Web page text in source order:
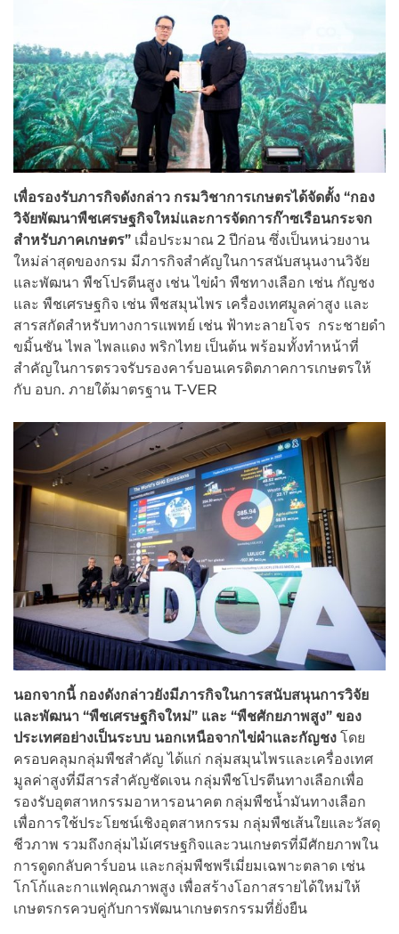
เพื่อรองรับภารกิจดังกล่าว กรมวิชาการเกษตรได้จัดตั้ง “กอง
วิจัยพัฒนาพืชเศรษฐกิจใหม่และการจัดการก๊าซเรือนกระจก
สำหรับภาคเกษตร” เมื่อประมาณ 2 ปีก่อน ซึ่งเป็นหน่วยงาน
ใหม่ล่าสุดของกรม มีภารกิจสำคัญในการสนับสนุนงานวิจัย
และพัฒนา พืชโปรตีนสูง เช่น ไข่ผำ พืชทางเลือก เช่น กัญชง
และ พืชเศรษฐกิจ เช่น พืชสมุนไพร เครื่องเทศมูลค่าสูง และ
สารสกัดสำหรับทางการแพทย์ เช่น ฟ้าทะลายโจร กระชายดำ
ขมิ้นชัน ไพล ไพลแดง พริกไทย เป็นต้น พร้อมทั้งทำหน้าที่
สำคัญในการตรวจรับรองคาร์บอนเครดิตภาคการเกษตรให้
กับ อบก. ภายใต้มาตรฐาน T-VER
นอกจากนี้ กองดังกล่าวยังมีภารกิจในการสนับสนุนการวิจัย
และพัฒนา “พืชเศรษฐกิจใหม่” และ “พืชศักยภาพสูง” ของ
ประเทศอย่างเป็นระบบ นอกเหนือจากไข่ผำและกัญชง โดย
ครอบคลุมกลุ่มพืชสำคัญ ได้แก่ กลุ่มสมุนไพรและเครื่องเทศ
มูลค่าสูงที่มีสารสำคัญชัดเจน กลุ่มพืชโปรตีนทางเลือกเพื่อ
รองรับอุตสาหกรรมอาหารอนาคต กลุ่มพืชน้ำมันทางเลือก
เพื่อการใช้ประโยชน์เชิงอุตสาหกรรม กลุ่มพืชเส้นใยและวัสดุ
ชีวภาพ รวมถึงกลุ่มไม้เศรษฐกิจและวนเกษตรที่มีศักยภาพใน
การดูดกลับคาร์บอน และกลุ่มพืชพรีเมี่ยมเฉพาะตลาด เช่น
โกโก้และกาแฟคุณภาพสูง เพื่อสร้างโอกาสรายได้ใหม่ให้
เกษตรกรควบคู่กับการพัฒนาเกษตรกรรมที่ยั่งยืน